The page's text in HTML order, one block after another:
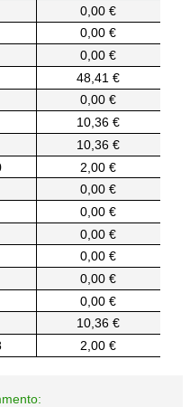
0,00 €
0,00 €
0,00 €
48,41 €
0,00 €
10,36 €
10,36 €
2,00 €
0,00 €
0,00 €
0,00 €
0,00 €
0,00 €
0,00 €
10,36 €
2,00 €